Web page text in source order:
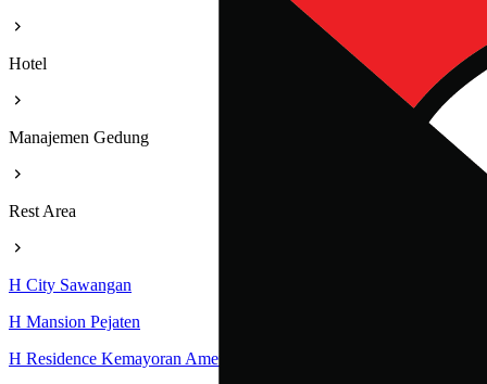
Hotel
Manajemen Gedung
Rest Area
H City Sawangan
H Mansion Pejaten
H Residence Kemayoran Amethyst Tower